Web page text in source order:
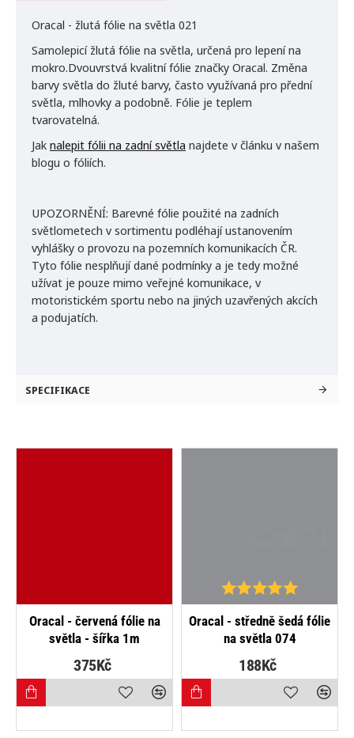
Oracal - žlutá fólie na světla 021
Samolepicí žlutá fólie na světla, určená pro lepení na
mokro.Dvouvrstvá kvalitní fólie značky Oracal. Změna
barvy světla do žluté barvy, často využívaná pro přední
světla, mlhovky a podobně. Fólie je teplem
tvarovatelná.
Jak nalepit fólii na zadní světla najdete v článku v našem
blogu o fóliích.
UPOZORNĚNÍ: Barevné fólie použité na zadních
světlometech v sortimentu podléhají ustanovením
vyhlášky o provozu na pozemních komunikacích ČR.
Tyto fólie nesplňují dané podmínky a je tedy možné
užívat je pouze mimo veřejné komunikace, v
motoristickém sportu nebo na jiných uzavřených akcích
a podujatích.
SPECIFIKACE
Oracal - červená fólie na
světla - šířka 1m
375Kč
NEJPRODÁVANĚJŠÍ
Oracal - středně šedá fólie
na světla 074
188Kč